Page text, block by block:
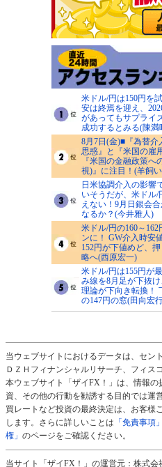
米ドル/円は150円を
安は終焉を迎え、
があってもサプライ
成功するとみる(陳満
8月7日(金)■『為替
思惑』と『米国の雇
『米国の金融政策
視)』に注目！(羊飼
日米協調介入の影響
いそうだが、米ドル
えない！9月日銀会
なるか？(今井雅人)
米ドル/円の160～
ンに！ GW介入時安
152円が下値めど、
略へ(西原宏一)
米ドル/円は155円が
み線を8月足が下抜
理論が下向き転換！
の147円の窓(田向宏
当ウェブサイトにおけるデータは、セン
ＤＺＨフィナンシャルリサーチ、フィス
本ウェブサイト「ザイFX！」は、情報
資、その他の行動を勧誘する目的では運
買レートなど投資の最終決定は、お客様
します。さらに詳しいことは 「免責事項」
権」 のページをご確認ください。
当サイト「ザイFX！」の運営元：株式